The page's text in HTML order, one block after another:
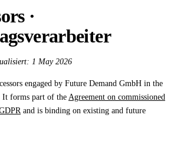
Segmentation
API
·
1 May 2026
engaged by Future Demand GmbH in the
It forms part of the Agreement on commissioned
and is binding on existing and future